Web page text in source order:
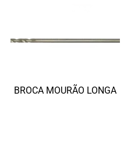
BROCA MOURÃO LONGA